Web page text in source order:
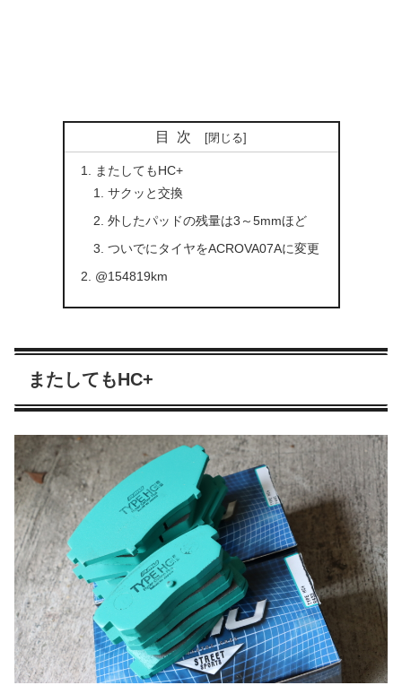
目次
またしてもHC+
サクッと交換
外したパッドの残量は3～5mmほど
ついでにタイヤをACROVA07Aに変更
@154819km
またしてもHC+